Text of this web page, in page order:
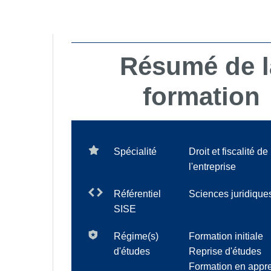
Résumé de
formation
Spécialité
Droit et fiscalité de
l'entreprise
Référentiel
SISE
Sciences
Régime(s)
d'études
Formation initiale
Reprise d'études
Formation en